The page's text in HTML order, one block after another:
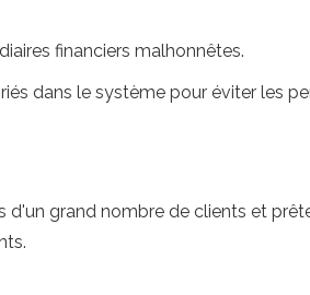
financiers malhonnêtes.
dans le système pour éviter les
d'un grand nombre de clients et